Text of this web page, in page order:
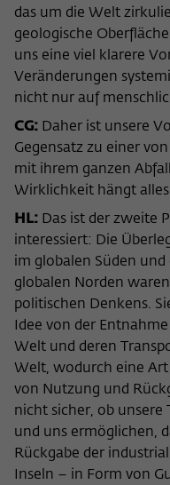
das um die Welt
geologische
uns eine viel klarere
Veränderungen
nicht nur auf
CG: Daher ist unsere
Gegensatz zu einer
mit ihrem ganzen
Wirklichkeit hängt
HL: Das ist der zweite
interessiert: Die
im globalen Süden
globalen Norden
politischen Denkens.
Idee von der
Welt und deren
Welt, wodurch eine
von Nutzung und
nicht sicher, ob
und uns ermöglichen,
Rückgabe der
Inseln – in Form von